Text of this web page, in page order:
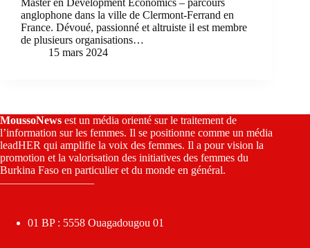
Master en Development Economics – parcours
anglophone dans la ville de Clermont-Ferrand en
France. Dévoué, passionné et altruiste il est membre
de plusieurs organisations…
15 mars 2024
MoussoNews est un média orienté sur le traitement de
l’information sur les femmes. Il se positionne comme un média
leadHER qui amplifie la voix des femmes. Il a pour vision la
promotion et la valorisation des initiatives des femmes du
Burkina Faso en particulier et du monde en général.
————————–
01 BP : 5558 Ouagadougou 01